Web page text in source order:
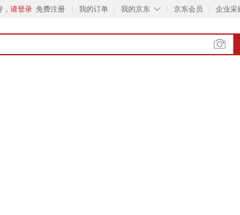
请登录 免费注册 我的订单 ◇
我的京东 京东会员 企业采